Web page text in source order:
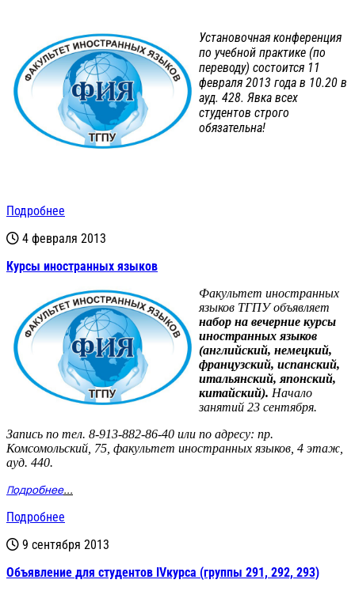
Установочная конференция
по учебной практике (по
переводу) состоится 11
февраля 2013 года в 10.20 в
ауд. 428. Явка всех
студентов строго
обязательна!
Подробнее
4 февраля 2013
Курсы иностранных языков
Факультет иностранных
языков ТГПУ объявляет
набор на вечерние курсы
иностранных языков
(английский, немецкий,
французский, испанский,
итальянский, японский,
китайский). Начало
занятий 23 сентября.
Запись по тел. 8-913-882-86-40 или по адресу: пр.
Комсомольский, 75, факультет иностранных языков, 4 этаж,
ауд. 440.
Подробнее...
Подробнее
9 сентября 2013
Объявление для студентов IVкурса (группы 291, 292, 293)